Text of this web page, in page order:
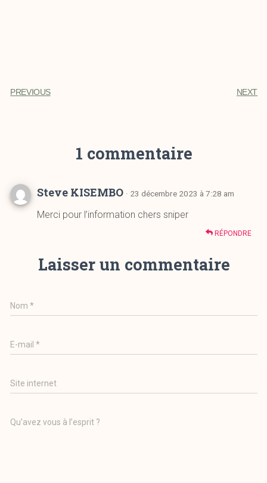
PREVIOUS NEXT
1 commentaire
Steve KISEMBO · 23 décembre 2023 à 7:28 am
Merci pour l’information chers sniper
RÉPONDRE
Laisser un commentaire
Nom*
E-mail*
Site internet
Qu’avez vous à l’esprit ?